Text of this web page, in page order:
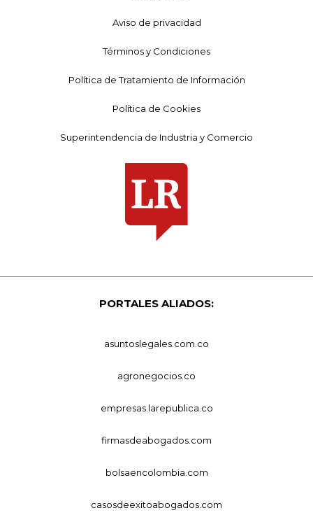
Aviso de privacidad
Términos y Condiciones
Política de Tratamiento de Información
Política de Cookies
Superintendencia de Industria y Comercio
PORTALES ALIADOS:
asuntoslegales.com.co
agronegocios.co
empresas.larepublica.co
firmasdeabogados.com
bolsaencolombia.com
casosdeexitoabogados.com